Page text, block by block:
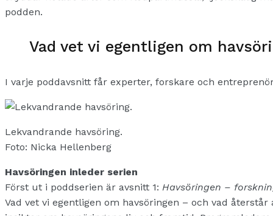
podden.
Vad vet vi egentligen om
I varje poddavsnitt får experter, forskare och
Lekvandrande havsöring.
Foto: Nicka Hellenberg
Havsöringen inleder serien
Först ut i poddserien är avsnitt 1: Havsöringen –
Vad vet vi egentligen om havsöringen – och vad